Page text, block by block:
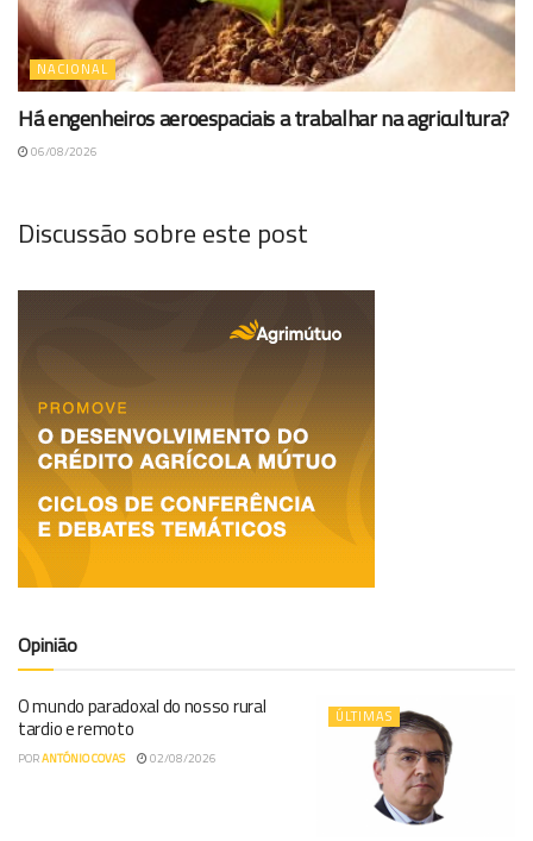
NACIONAL
Há engenheiros aeroespaciais a trabalhar na agricultura?
06/08/2026
Discussão sobre este post
Opinião
ÚLTIMAS
O mundo paradoxal do nosso rural
tardio e remoto
PORANTÓNIO COVAS 02/08/2026